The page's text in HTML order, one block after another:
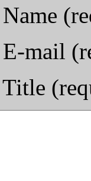
Name
E-mail
Title